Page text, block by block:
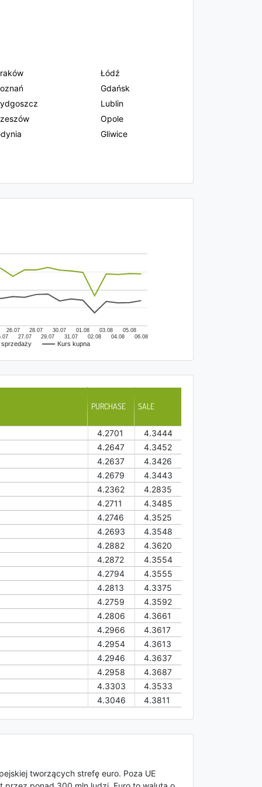
Łódź
Gdańsk
Lublin
Opole
Gliwice
sprzedaży Kurs kupna
26.07
27.07
28.07
29.07
30.07
31.07
01.08
02.08
03.08
04.08
05.08
06.08
PURCHASE SALE
4.2701
4.3444
4.2647
4.3452
4.2637
4.3426
4.2679
4.3443
4.2362
4.2835
4.2711
4.3485
4.2746
4.3525
4.2693
4.3548
4.2882
4.3620
4.2872
4.3554
4.2794
4.3555
4.2813
4.3375
4.2759
4.3592
4.2806
4.3661
4.2966
4.3617
4.2954
4.3613
4.2946
4.3637
4.2958
4.3687
4.3303
4.3533
4.3046
4.3811
tworzących strefę euro. Poza UE